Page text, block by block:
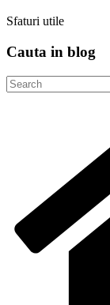
Sfaturi utile
Cauta in blog